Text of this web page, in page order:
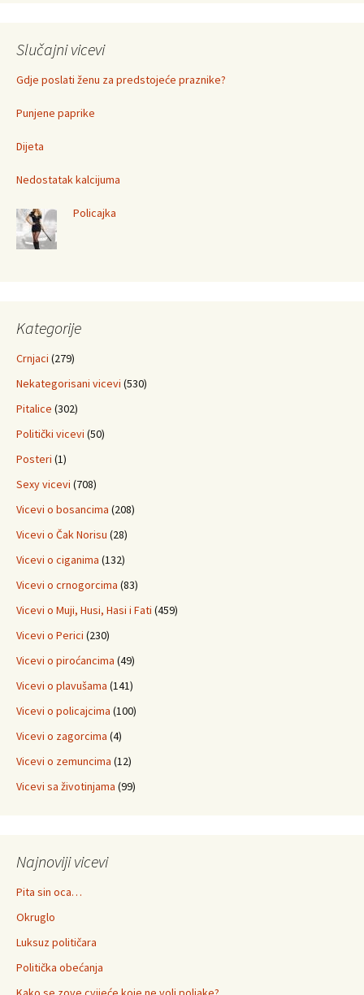
Slučajni vicevi
Gdje poslati ženu za predstojeće praznike?
Punjene paprike
Dijeta
Nedostatak kalcijuma
Policajka
Kategorije
Crnjaci (279)
Nekategorisani vicevi (530)
Pitalice (302)
Politički vicevi (50)
Posteri (1)
Sexy vicevi (708)
Vicevi o bosancima (208)
Vicevi o Čak Norisu (28)
Vicevi o ciganima (132)
Vicevi o crnogorcima (83)
Vicevi o Muji, Husi, Hasi i Fati (459)
Vicevi o Perici (230)
Vicevi o piroćancima (49)
Vicevi o plavušama (141)
Vicevi o policajcima (100)
Vicevi o zagorcima (4)
Vicevi o zemuncima (12)
Vicevi sa životinjama (99)
Najnoviji vicevi
Pita sin oca…
Okruglo
Luksuz političara
Politička obećanja